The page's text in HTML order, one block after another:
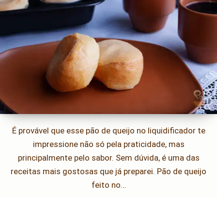
É provável que esse pão de queijo no liquidificador te
impressione não só pela praticidade, mas
principalmente pelo sabor. Sem dúvida, é uma das
receitas mais gostosas que já preparei. Pão de queijo
feito no…